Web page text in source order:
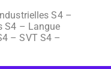
S4 –
S4 – Langue
– SVT S4 –